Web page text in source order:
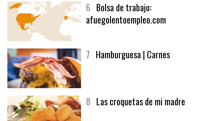
6 Bolsa de trabajo:
afuegolentoempleo.com
7 Hamburguesa | Carnes
8 Las croquetas de mi madre